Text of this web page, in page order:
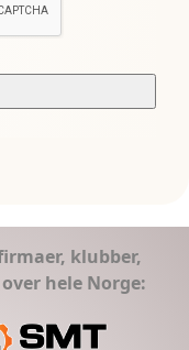
klubber,
hele Norge: